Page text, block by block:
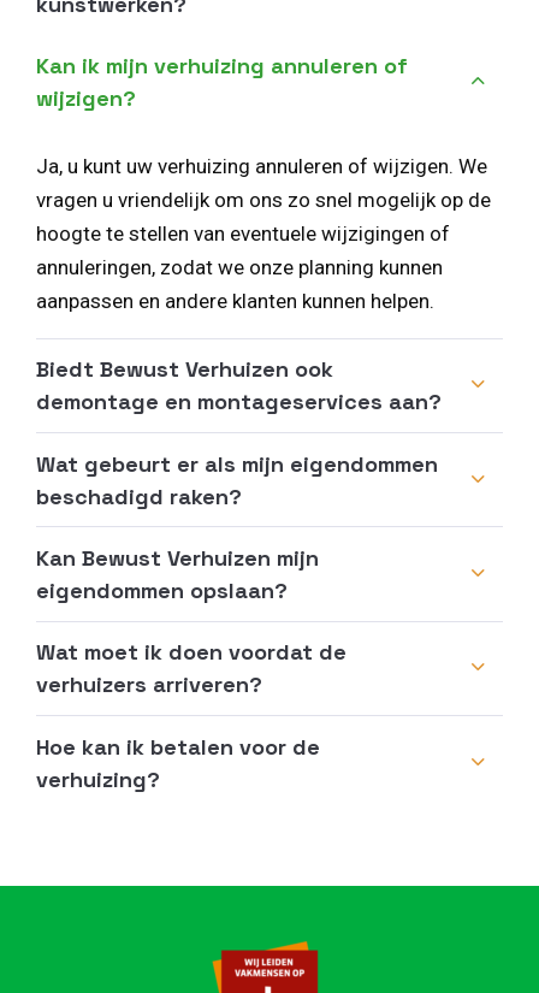
Kan ik mijn verhuizing annuleren of
wijzigen?
Ja, u kunt uw verhuizing annuleren of wijzigen. We
vragen u vriendelijk om ons zo snel mogelijk op de
hoogte te stellen van eventuele wijzigingen of
annuleringen, zodat we onze planning kunnen
aanpassen en andere klanten kunnen helpen.
Biedt Bewust Verhuizen ook
demontage en montageservices aan?
Wat gebeurt er als mijn eigendommen
beschadigd raken?
Kan Bewust Verhuizen mijn
eigendommen opslaan?
Wat moet ik doen voordat de
verhuizers arriveren?
Hoe kan ik betalen voor de
verhuizing?